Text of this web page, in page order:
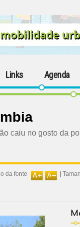
Links Agenda
caiu no gosto da
da fonte